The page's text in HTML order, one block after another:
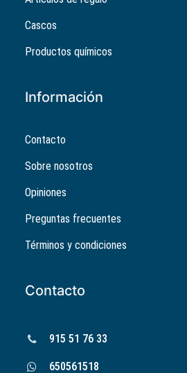
Cascos
Productos químicos
Información
Contacto
Sobre nosotros
Opiniones
Preguntas frecuentes
Términos y condiciones
Contacto
915 51 76 33
650561518